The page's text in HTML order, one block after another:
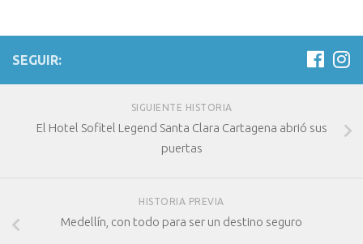
SEGUIR:
SIGUIENTE HISTORIA
El Hotel Sofitel Legend Santa Clara Cartagena abrió sus
puertas
HISTORIA PREVIA
Medellín, con todo para ser un destino seguro